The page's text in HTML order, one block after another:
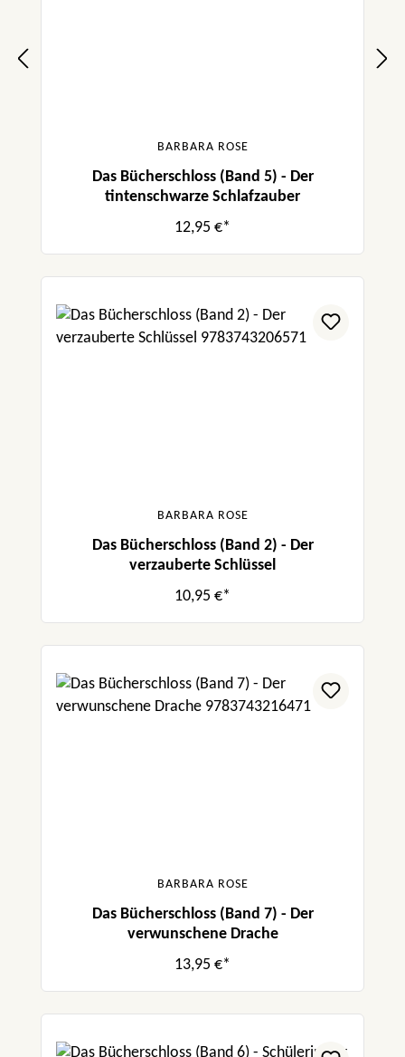
BARBARA ROSE
Das Bücherschloss (Band 5) - Der
tintenschwarze Schlafzauber
12,95 €*
BARBARA ROSE
Das Bücherschloss (Band 2) - Der
verzauberte Schlüssel
10,95 €*
BARBARA ROSE
Das Bücherschloss (Band 7) - Der
verwunschene Drache
13,95 €*